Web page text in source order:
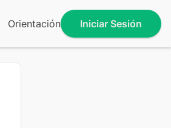
Orientación Iniciar Sesión